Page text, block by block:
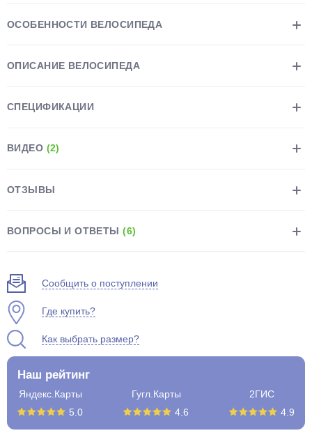
ОСОБЕННОСТИ ВЕЛОСИПЕДА
ОПИСАНИЕ ВЕЛОСИПЕДА
СПЕЦИФИКАЦИИ
ВИДЕО (2)
ОТЗЫВЫ
ВОПРОСЫ И ОТВЕТЫ(6)
Сообщить о поступлении
Где купить?
Как выбрать размер?
Наш рейтинг
Яндекс.Карты
5.0
Гугл.Карты
4.6
2ГИС
4.9